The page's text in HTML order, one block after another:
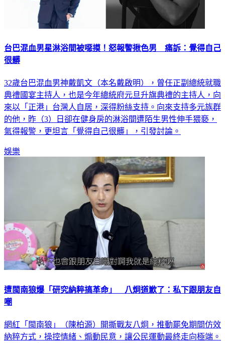
台巴混血男星淋浴間被噁摸！怒報警揪色男 痛訴：覺得自己
很髒
32歲台巴混血男神戴凱文（本名戴啟明），曾任正副總統就職
典禮國宴主持人，也是今年總統府元旦升旗典禮的主持人，向
來以「正港」台灣人自居，深得粉絲支持。向來支持多元族群
的他，昨（3）日卻在健身房的淋浴間遭陌生男性伸手猥褻，
氣得報警，更坦言「覺得自己很髒」，引發討論。
娛樂
遭閩南狼爆「研究納粹搞革命」 八炯道歉了：私下跟朋友自
嘲
網紅「閩南狼」（陳柏源）開撕戰友八炯，推動罷免期間仿效
納粹方式，操控情緒、煽動民意，讓公民運動最終走向極端。